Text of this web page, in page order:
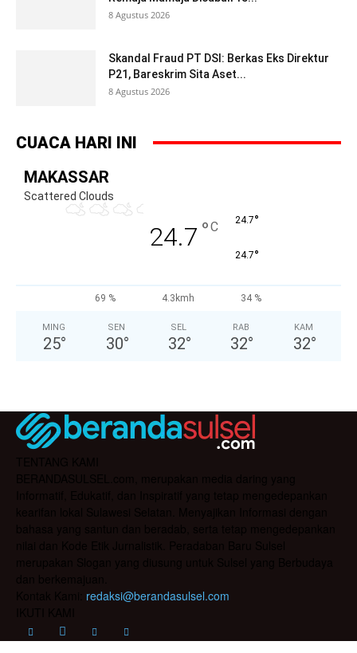
8 Agustus 2026
Skandal Fraud PT DSI: Berkas Eks Direktur
P21, Bareskrim Sita Aset...
8 Agustus 2026
CUACA HARI INI
MAKASSAR
Scattered Clouds
24.7 °C 24.7°
24.7°
69 % 4.3kmh 34 %
MING
25°
SEN
30°
SEL
32°
RAB
32°
KAM
32°
redaksi@berandasulsel.com